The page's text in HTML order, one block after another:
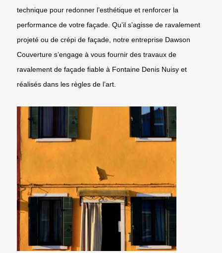
technique pour redonner l’esthétique et renforcer la
performance de votre façade. Qu’il s’agisse de ravalement
projeté ou de crépi de façade, notre entreprise Dawson
Couverture s’engage à vous fournir des travaux de
ravalement de façade fiable à Fontaine Denis Nuisy et
réalisés dans les règles de l’art.